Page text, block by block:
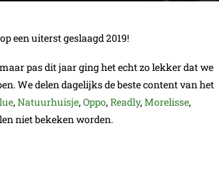
een uiterst geslaagd 2019!
pas dit jaar ging het echt zo lekker dat we
We delen dagelijks de beste content van het
,Natuurhuisje,Oppo,Readly,Morelisse,
niet bekeken worden.